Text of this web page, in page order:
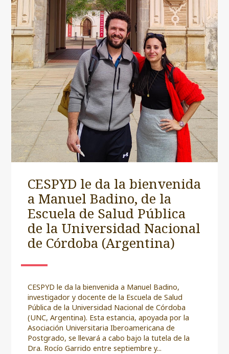
CESPYD le da la bienvenida
a Manuel Badino, de la
Escuela de Salud Pública
de la Universidad Nacional
de Córdoba (Argentina)
CESPYD le da la bienvenida a Manuel Badino,
investigador y docente de la Escuela de Salud
Pública de la Universidad Nacional de Córdoba
(UNC, Argentina). Esta estancia, apoyada por la
Asociación Universitaria Iberoamericana de
Postgrado, se llevará a cabo bajo la tutela de la
Dra. Rocío Garrido entre septiembre y...